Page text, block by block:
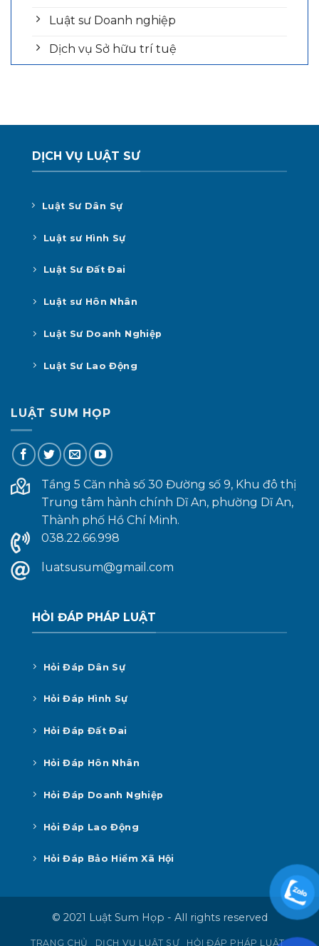
Luật sư Doanh nghiệp
Dịch vụ Sở hữu trí tuệ
DỊCH VỤ LUẬT SƯ
Luật Sư Dân Sự
Luật sư Hình Sự
Luật Sư Đất Đai
Luật sư Hôn Nhân
Luật Sư Doanh Nghiệp
Luật Sư Lao Động
LUẬT SUM HỌP
Tầng 5 Căn nhà số 30 Đường số 9, Khu đô thị
Trung tâm hành chính Dĩ An, phường Dĩ An,
Thành phố Hồ Chí Minh.
038.22.66.998
luatsusum@gmail.com
HỎI ĐÁP PHÁP LUẬT
Hỏi Đáp Dân Sự
Hỏi Đáp Hình Sự
Hỏi Đáp Đất Đai
Hỏi Đáp Hôn Nhân
Hỏi Đáp Doanh Nghiệp
Hỏi Đáp Lao Động
Hỏi Đáp Bảo Hiểm Xã Hội
© 2021 Luật Sum Họp - All rights reserved
TRANG CHỦ DỊCH VỤ LUẬT SƯ HỎI ĐÁP PHÁP LUẬT